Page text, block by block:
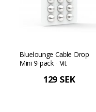
Bluelounge Cable Drop
Mini 9-pack - Vit
129 SEK